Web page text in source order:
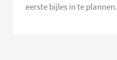
eerste bijles in te plannen.